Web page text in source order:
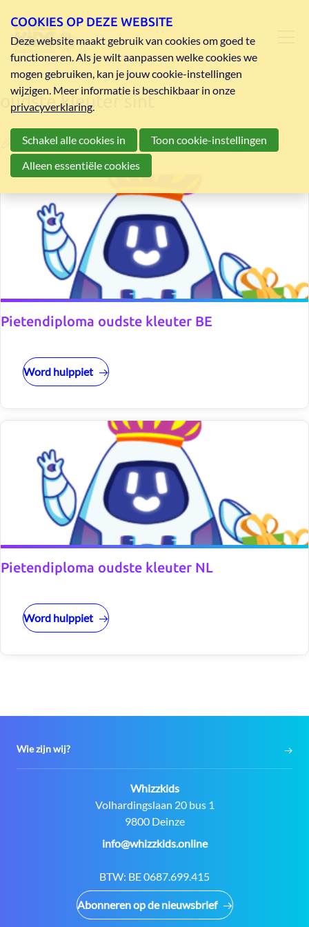
oudste kleuter sint
🎉Word hulppiet van de Sint! 🎉
Pietendiploma oudste kleuter BE
Word hulppiet
Pietendiploma oudste kleuter NL
Word hulppiet
Wie zijn wij?
Contact:
Whizzkids
Adres:
Volhardingslaan 20 bus 1
9800 Deinze
E-
info@whizzkids.online
BTW: BE 0687.699.415
Abonneren op de nieuwsbrief
COOKIES OP DEZE WEBSITE
Deze website maakt gebruik van cookies om goed te
functioneren. Als je wilt aanpassen welke cookies we
mogen gebruiken, kan je jouw cookie-instellingen
wijzigen. Meer informatie is beschikbaar in onze
privacyverklaring.
Schakel alle cookies in
Toon cookie-instellingen
Alleen essentiële cookies